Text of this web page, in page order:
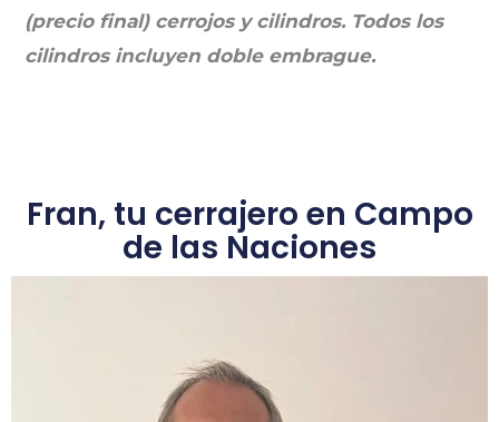
(precio final) cerrojos y cilindros. Todos los
cilindros incluyen doble embrague.
Fran, tu cerrajero en Campo
de las Naciones